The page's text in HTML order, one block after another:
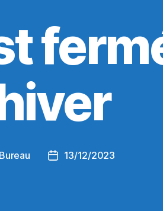
Bureau
Date13/12/2023